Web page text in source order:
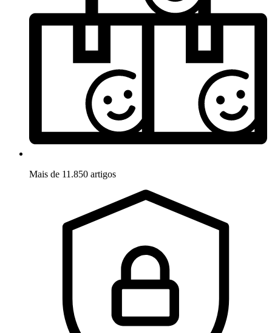
Mais de 11.850 artigos